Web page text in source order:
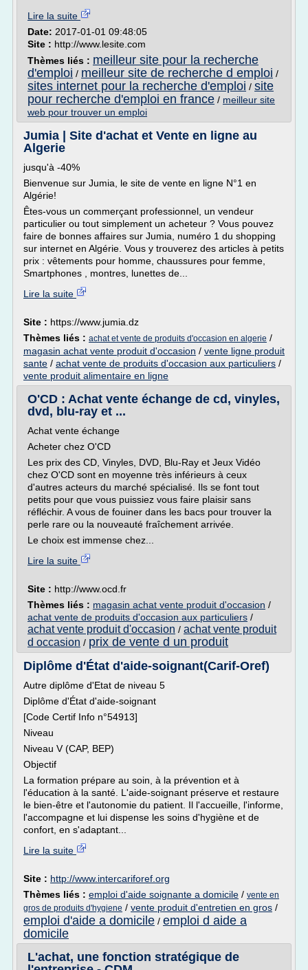
Lire la suite
Date: 2017-01-01 09:48:05
Site : http://www.lesite.com
Thèmes liés : meilleur site pour la recherche
d'emploi / meilleur site de recherche d emploi /
sites internet pour la recherche d'emploi / site
pour recherche d'emploi en france / meilleur site
web pour trouver un emploi
Jumia | Site d'achat et Vente en ligne au
Algerie
jusqu'à -40%
Bienvenue sur Jumia, le site de vente en ligne N°1 en
Algérie!
Êtes-vous un commerçant professionnel, un vendeur
particulier ou tout simplement un acheteur ? Vous pouvez
faire de bonnes affaires sur Jumia, numéro 1 du shopping
sur internet en Algérie. Vous y trouverez des articles à petits
prix : vêtements pour homme, chaussures pour femme,
Smartphones , montres, lunettes de...
Lire la suite
Site : https://www.jumia.dz
Thèmes liés : achat et vente de produits d'occasion en algerie /
magasin achat vente produit d'occasion / vente ligne produit
sante / achat vente de produits d'occasion aux particuliers /
vente produit alimentaire en ligne
O'CD : Achat vente échange de cd, vinyles,
dvd, blu-ray et ...
Achat vente échange
Acheter chez O'CD
Les prix des CD, Vinyles, DVD, Blu-Ray et Jeux Vidéo
chez O'CD sont en moyenne très inférieurs à ceux
d'autres acteurs du marché spécialisé. Ils se font tout
petits pour que vous puissiez vous faire plaisir sans
réfléchir. A vous de fouiner dans les bacs pour trouver la
perle rare ou la nouveauté fraîchement arrivée.
Le choix est immense chez...
Lire la suite
Site : http://www.ocd.fr
Thèmes liés : magasin achat vente produit d'occasion /
achat vente de produits d'occasion aux particuliers /
achat vente produit d'occasion / achat vente produit
d occasion / prix de vente d un produit
Diplôme d'État d'aide-soignant(Carif-Oref)
Autre diplôme d'Etat de niveau 5
Diplôme d'État d'aide-soignant
[Code Certif Info n°54913]
Niveau
Niveau V (CAP, BEP)
Objectif
La formation prépare au soin, à la prévention et à
l'éducation à la santé. L'aide-soignant préserve et restaure
le bien-être et l'autonomie du patient. Il l'accueille, l'informe,
l'accompagne et lui dispense les soins d'hygiène et de
confort, en s'adaptant...
Lire la suite
Site : http://www.intercariforef.org
Thèmes liés : emploi d'aide soignante a domicile / vente en
gros de produits d'hygiene / vente produit d'entretien en gros /
emploi d'aide a domicile / emploi d aide a
domicile
L'achat, une fonction stratégique de